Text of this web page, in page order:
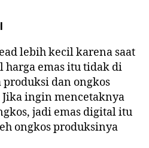
lebih kecil karena saat
harga emas itu tidak di
dan ongkos
ingin mencetaknya
jadi emas digital itu
ongkos produksinya